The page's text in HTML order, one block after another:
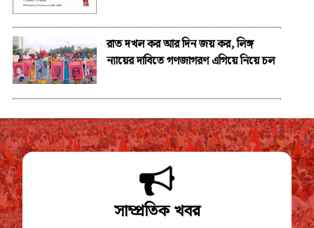
রাত দখল কর আর দিন জয় কর, লিঙ্গ
ন্যায়ের দাবিতে গণজাগরণ এগিয়ে নিয়ে চল
সাম্প্রতিক খবর